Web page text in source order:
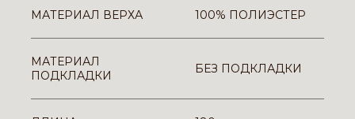
МАТЕРИАЛ ВЕРХА 100% ПОЛИЭСТЕР
МАТЕРИАЛ
ПОДКЛАДКИ
БЕЗ ПОДКЛАДКИ